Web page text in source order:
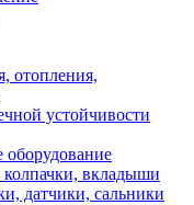
отопления,
устойчивости
оборудование
колпачки, вкладыши
датчики, сальники